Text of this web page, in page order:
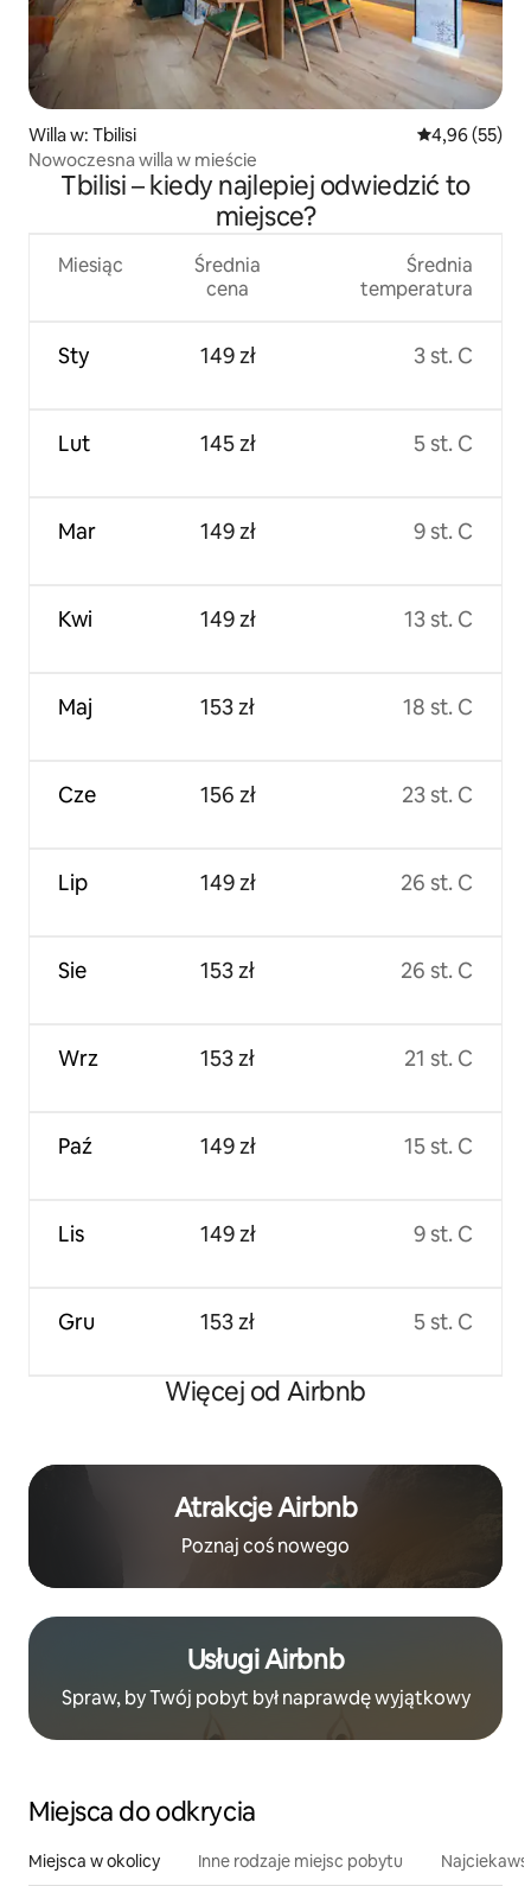
Willa w: Tbilisi Średnia
4,96 (55)
Nowoczesna willa w mieście
Tbilisi – kiedy najlepiej odwiedzić to
miejsce?
Miesiąc
Sty
Lut
Mar
Kwi
Maj
Cze
Lip
Sie
Wrz
Paź
Lis
Gru
Średnia
cena
149 zł
145 zł
149 zł
149 zł
153 zł
156 zł
149 zł
153 zł
153 zł
149 zł
149 zł
153 zł
Średnia
temperatura
3 st. C
5 st. C
9 st. C
13 st. C
18 st. C
23 st. C
26 st. C
26 st. C
21 st. C
15 st. C
9 st. C
5 st. C
Więcej od Airbnb
Atrakcje Airbnb
Poznaj coś nowego
Usługi Airbnb
Spraw, by Twój pobyt był naprawdę wyjątkowy
Miejsca do odkrycia
Miejsca w okolicy Inne rodzaje miejsc pobytu